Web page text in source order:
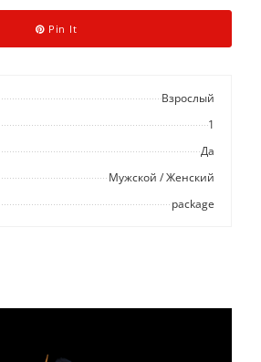
Pin It
Взрослый
1
Да
Мужской / Женский
package